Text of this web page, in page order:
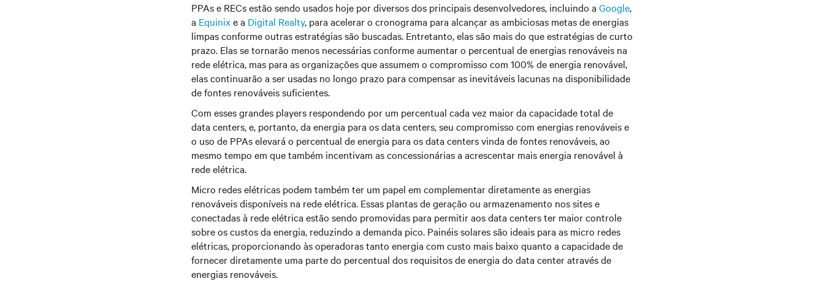
PPAs e RECs estão sendo usados hoje por diversos dos principais desenvolvedores, incluindo a Google,
a Equinixe a Digital Realty, para acelerar o cronograma para alcançar as ambiciosas metas de energias
limpas conforme outras estratégias são buscadas. Entretanto, elas são mais do que estratégias de curto
prazo. Elas se tornarão menos necessárias conforme aumentar o percentual de energias renováveis na
rede elétrica, mas para as organizações que assumem o compromisso com 100% de energia renovável,
elas continuarão a ser usadas no longo prazo para compensar as inevitáveis lacunas na disponibilidade
de fontes renováveis suficientes.
Com esses grandes players respondendo por um percentual cada vez maior da capacidade total de
data centers, e, portanto, da energia para os data centers, seu compromisso com energias renováveis e
o uso de PPAs elevará o percentual de energia para os data centers vinda de fontes renováveis, ao
mesmo tempo em que também incentivam as concessionárias a acrescentar mais energia renovável à
rede elétrica.
Micro redes elétricas podem também ter um papel em complementar diretamente as energias
renováveis disponíveis na rede elétrica. Essas plantas de geração ou armazenamento nos sites e
conectadas à rede elétrica estão sendo promovidas para permitir aos data centers ter maior controle
sobre os custos da energia, reduzindo a demanda pico. Painéis solares são ideais para as micro redes
elétricas, proporcionando às operadoras tanto energia com custo mais baixo quanto a capacidade de
fornecer diretamente uma parte do percentual dos requisitos de energia do data center através de
energias renováveis.